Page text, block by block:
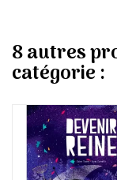
8 autres
catégorie :